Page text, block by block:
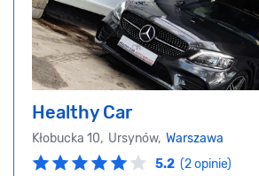
Healthy Car
Kłobucka 10, Ursynów, Warszawa
5.2 (2 opinie)